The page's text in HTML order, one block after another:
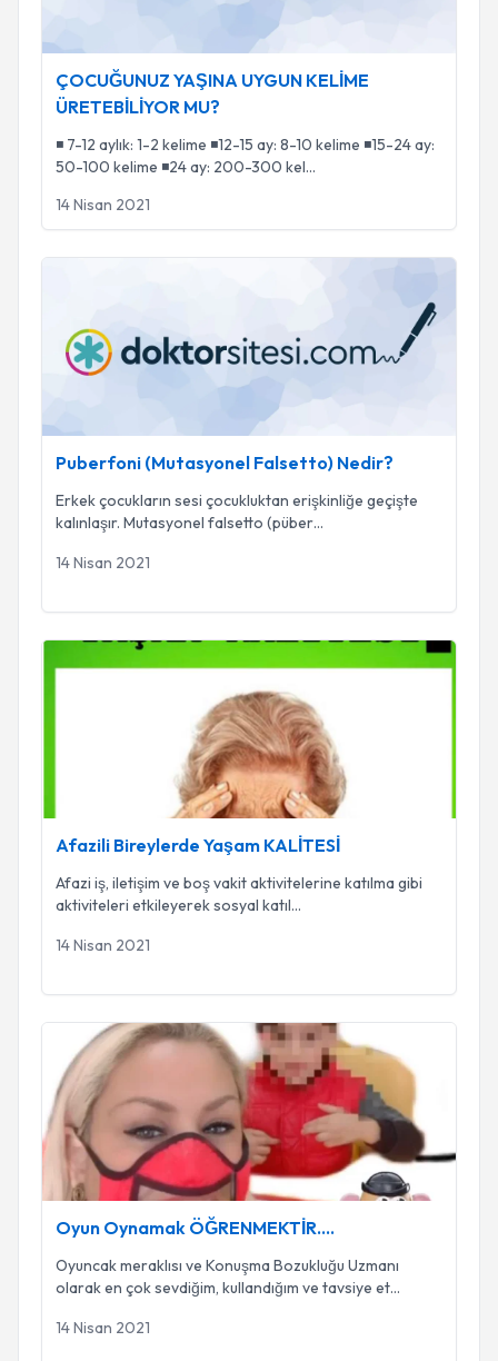
ÇOCUĞUNUZ YAŞINA UYGUN KELİME
ÜRETEBİLİYOR MU?
◾️ 7-12 aylık: 1-2 kelime ◾️12-15 ay: 8-10 kelime ◾️15-24 ay:
50-100 kelime ◾️24 ay: 200-300 kel...
14 Nisan 2021
Puberfoni (Mutasyonel Falsetto) Nedir?
Erkek çocukların sesi çocukluktan erişkinliğe geçişte
kalınlaşır. Mutasyonel falsetto (püber...
14 Nisan 2021
Afazili Bireylerde Yaşam KALİTESİ
Afazili Bireylerde Yaşam KALİTESİ
Afazi iş, iletişim ve boş vakit aktivitelerine katılma gibi
aktiviteleri etkileyerek sosyal katıl...
14 Nisan 2021
Oyun Oynamak ÖĞRENMEKTİR....
Oyun Oynamak ÖĞRENMEKTİR....
Oyuncak meraklısı ve Konuşma Bozukluğu Uzmanı
olarak en çok sevdiğim, kullandığım ve tavsiye et...
14 Nisan 2021